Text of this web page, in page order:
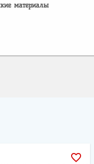
материалы
favorite_border